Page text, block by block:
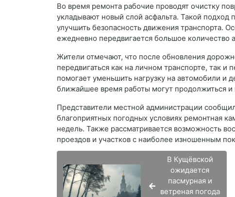
Во время ремонта рабочие проводят очистку
укладывают новый слой асфальта. Такой подход
улучшить безопасность движения транспорта.
ежедневно передвигается большое количество
Жители отмечают, что после обновления
передвигаться как на личном транспорте, так
помогает уменьшить нагрузку на автомобили и
ближайшее время работы могут продолжиться
Представители местной администрации
благоприятных погодных условиях ремонтная
недель. Также рассматривается возможность
проездов и участков с наиболее изношенным
В Кущёвской
ожидается
пасмурная и
ветреная погода